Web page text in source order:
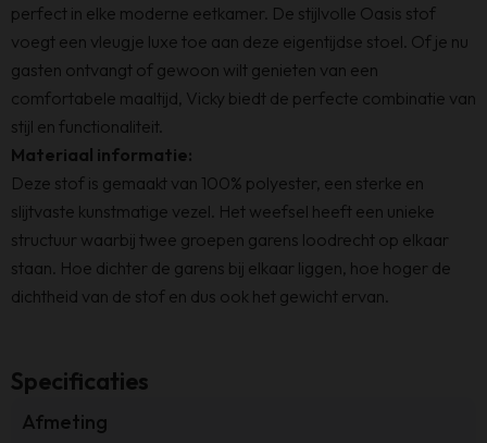
perfect in elke moderne eetkamer. De stijlvolle Oasis stof
voegt een vleugje luxe toe aan deze eigentijdse stoel. Of je nu
gasten ontvangt of gewoon wilt genieten van een
comfortabele maaltijd, Vicky biedt de perfecte combinatie van
stijl en functionaliteit.
Materiaal informatie:
Deze stof is gemaakt van 100% polyester, een sterke en
slijtvaste kunstmatige vezel. Het weefsel heeft een unieke
structuur waarbij twee groepen garens loodrecht op elkaar
staan. Hoe dichter de garens bij elkaar liggen, hoe hoger de
dichtheid van de stof en dus ook het gewicht ervan.
Specificaties
Afmeting